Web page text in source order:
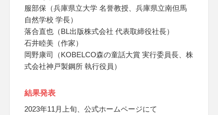
服部保（兵庫県立大学 名誉教授、兵庫県立南但馬
自然学校 学長）
落合直也（BL出版株式会社 代表取締役社長）
石井睦美（作家）
岡野康司（KOBELCO森の童話大賞 実行委員長、株
式会社神戸製鋼所 執行役員）
結果発表
2023年11月上旬、公式ホームページにて